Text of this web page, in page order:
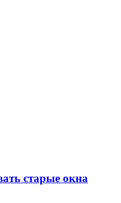
старые окна